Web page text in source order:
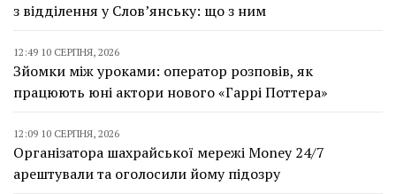
з відділення у Слов’янську: що з ним
12:49 10 СЕРПНЯ, 2026
Зйомки між уроками: оператор розповів, як
працюють юні актори нового «Гаррі Поттера»
12:09 10 СЕРПНЯ, 2026
Організатора шахрайської мережі Money 24/7
арештували та оголосили йому підозру